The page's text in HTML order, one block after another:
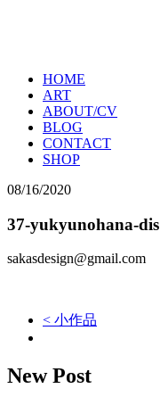
HOME
ART
ABOUT/CV
BLOG
CONTACT
SHOP
08/16/2020
37-yukyunohana-dis
sakasdesign@gmail.com
< 小作品
New Post